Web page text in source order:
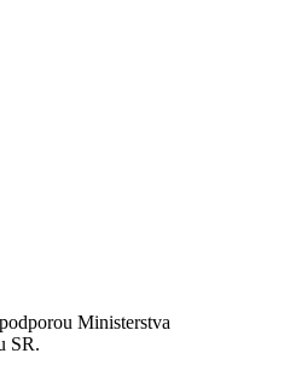
Ministerstva
SR.